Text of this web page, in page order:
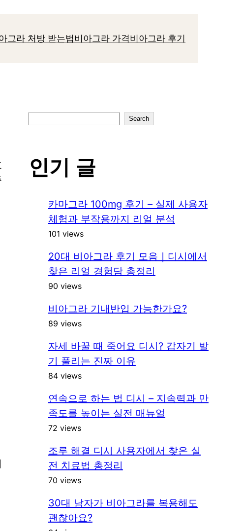
그라 처방 받는법비아그라 가격비아그라 후기
r
c
Search
인기 글
카마그라 100mg 후기 – 실제 사용자
체험과 부작용까지 리얼 분석
101 views
20대 비아그라 후기 모음｜디시에서
찾은 리얼 경험담 총정리
90 views
비아그라 기내반입 가능한가요?
89 views
자세 바꿀 때 죽어요 디시? 갑자기 발
기 풀리는 진짜 이유
84 views
연속으로 하는 법 디시 – 지속력과 만
족도를 높이는 실전 매뉴얼
72 views
조루 해결 디시 사용자에서 찾은 실
전 치료법 총정리
70 views
30대 남자가 비아그라를 복용해도
괜찮아요?